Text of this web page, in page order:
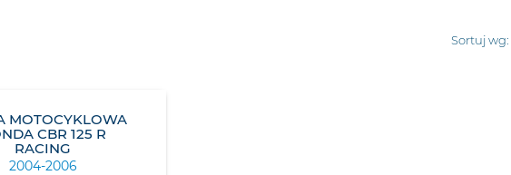
Sortuj wg:
MOTOCYKLOWA
CBR 125 R
RACING
2004-2006